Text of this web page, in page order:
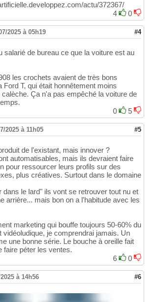
actu/372367/
4
0
2025 à 05h19 #4
salarié de bureau ce que la voiture est au
les crochets avaient de très bons
Ford T, qui était honnêtement moins
Ça n'a pas empêché la voiture de
0
5
2025 à 11h05 #5
de l'existant, mais innover ?
automatisables, mais ils devraient faire
pour ressourcer leurs profils sur des
plus créatives. Surtout dans le domaine
dans le lard" ils vont se retrouver tout nu et
arrière... mais bon on a l'habitude avec les
marketing qui bouffe toujours 50-60% du
vidéoludique, je comprendrai jamais. Un
une bonne série. Le bouche à oreille fait
faire péter les ventes.
6
0
à 14h56 #6